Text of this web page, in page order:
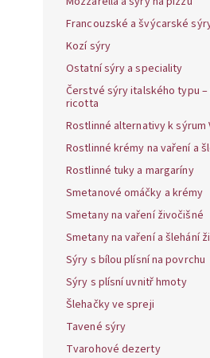
Francouzské a švýcarské
Kozí sýry
Ostatní sýry a speciality
Čerstvé sýry italského typu
ricotta
Rostlinné alternativy k sýrum
Rostlinné krémy na vaření a
Rostlinné tuky a margaríny
Smetanové omáčky a krémy
Smetany na vaření živočišné
Smetany na vaření a šlehání
Sýry s bílou plísní na povrchu
Sýry s plísní uvnitř hmoty
Šlehačky ve spreji
Tavené sýry
Tvarohové dezerty